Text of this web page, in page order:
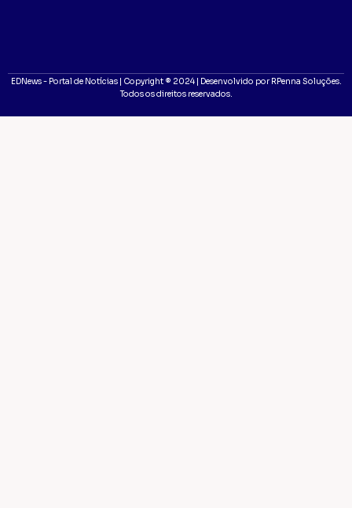
EDNews - Portal de Notícias | Copyright ® 2024 | Desenvolvido por RPenna Soluções.
Todos os direitos reservados.